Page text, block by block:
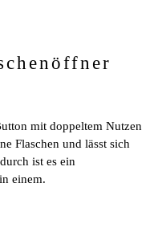
mit doppeltem Nutzen
Flaschen und lässt sich
ist es ein
einem.